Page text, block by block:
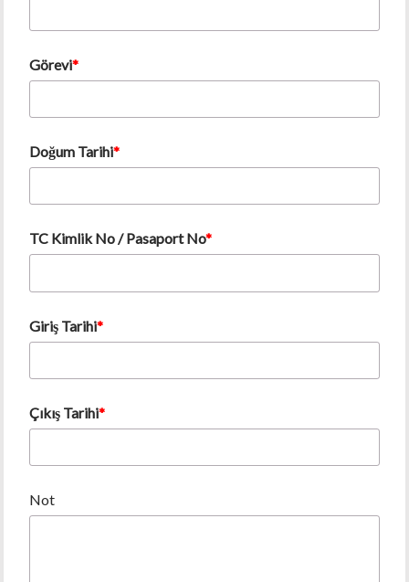
Görevi
Doğum Tarihi
TC Kimlik No / Pasaport No
Giriş Tarihi
Çıkış Tarihi
Not